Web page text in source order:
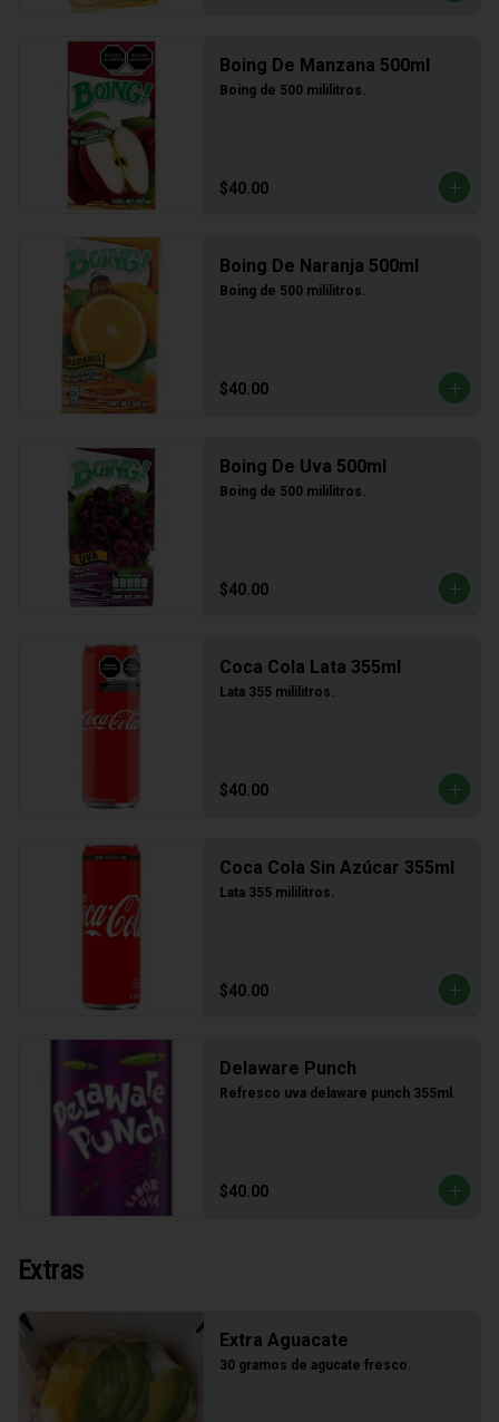
Boing De Manzana 500ml
Boing de 500 mililitros.
$40.00
Boing De Naranja 500ml
Boing de 500 mililitros.
$40.00
Boing De Uva 500ml
Boing de 500 mililitros.
$40.00
Coca Cola Lata 355ml
Lata 355 mililitros.
$40.00
Coca Cola Sin Azúcar 355ml
Lata 355 mililitros.
$40.00
Delaware Punch
Refresco uva delaware punch 355ml.
$40.00
Extras
Extra Aguacate
30 gramos de agucate fresco.